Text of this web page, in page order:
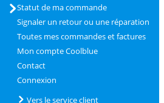
Statut de ma commande
Signaler un retour ou une réparation
Toutes mes commandes et factures
Mon compte Coolblue
Contact
Connexion
Vers le service client